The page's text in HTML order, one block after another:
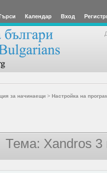
Календар Вход
за начинаещи> Настройка на
Тема: Xandros 3